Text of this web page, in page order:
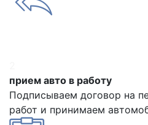
прием авто в работу
Подписываем договор на
работ и принимаем